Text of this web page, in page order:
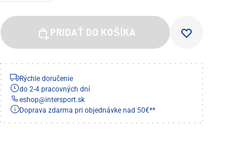
PRIDAŤ DO KOŠÍKA
Rýchle doručenie
do 2-4 pracovných dní
eshop@intersport.sk
Doprava zdarma pri objednávke nad 50€**